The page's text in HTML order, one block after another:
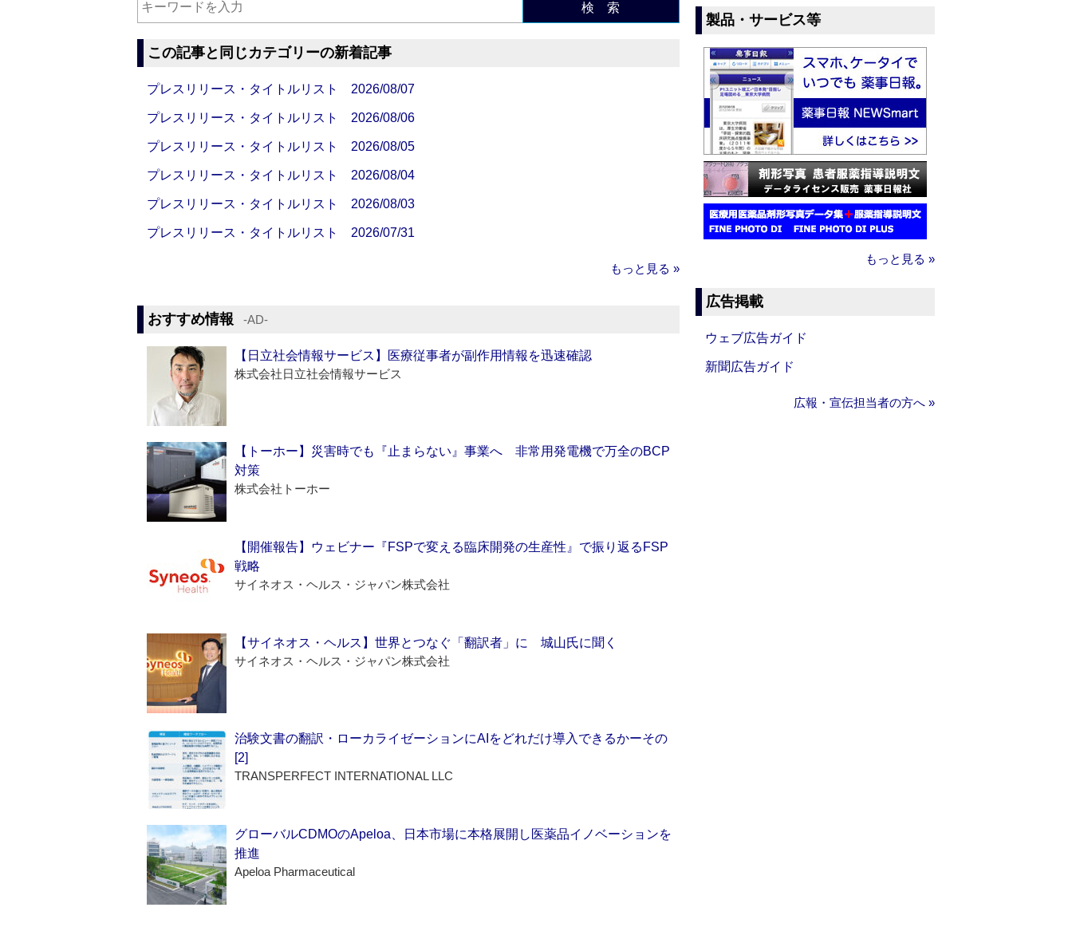
検 索
この記事と同じカテゴリーの新着記事
プレスリリース・タイトルリスト 2026/08/07
プレスリリース・タイトルリスト 2026/08/06
プレスリリース・タイトルリスト 2026/08/05
プレスリリース・タイトルリスト 2026/08/04
プレスリリース・タイトルリスト 2026/08/03
プレスリリース・タイトルリスト 2026/07/31
もっと見る »
おすすめ情報 ‐AD‐
【日立社会情報サービス】医療従事者が副作用情報を迅速確認
株式会社日立社会情報サービス
【トーホー】災害時でも『止まらない』事業へ 非常用発電機で万全のBCP
対策
株式会社トーホー
【開催報告】ウェビナー『FSPで変える臨床開発の生産性』で振り返るFSP
戦略
サイネオス・ヘルス・ジャパン株式会社
【サイネオス・ヘルス】世界とつなぐ「翻訳者」に 城山氏に聞く
サイネオス・ヘルス・ジャパン株式会社
治験文書の翻訳・ローカライゼーションにAIをどれだけ導入できるかーその
[2]
TRANSPERFECT INTERNATIONAL LLC
グローバルCDMOのApeloa、日本市場に本格展開し医薬品イノベーションを
推進
Apeloa Pharmaceutical
製品・サービス等
もっと見る »
広告掲載
ウェブ広告ガイド
新聞広告ガイド
広報・宣伝担当者の方へ »